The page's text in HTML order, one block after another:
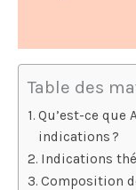
Table des
Qu’est-ce que
indications ?
Indications
Composition